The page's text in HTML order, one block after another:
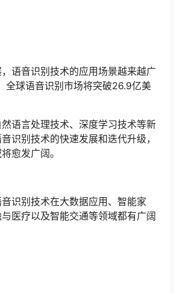
语音识别技术的应用场景越来越广
全球语音识别市场将突破26.9亿美
语言处理技术、深度学习技术等新
识别技术的快速发展和迭代升级，
愈发广阔。
识别技术在大数据应用、智能家
医疗以及智能交通等领域都有广阔